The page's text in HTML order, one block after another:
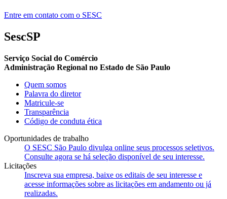
Entre em contato com o SESC
SescSP
Serviço Social do Comércio
Administração Regional no Estado de São Paulo
Quem somos
Palavra do diretor
Matricule-se
Transparência
Código de conduta ética
Oportunidades de trabalho
O SESC São Paulo divulga online seus processos seletivos.
Consulte agora se há seleção disponível de seu interesse.
Licitações
Inscreva sua empresa, baixe os editais de seu interesse e
acesse informações sobre as licitações em andamento ou já
realizadas.